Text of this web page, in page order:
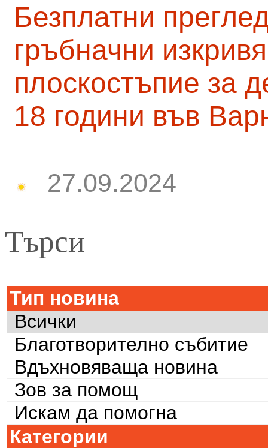
Безплатни
гръбначни
плоскостъпие за
18 години във
27.09.2024
Търси
Тип новина
Всички
Благотворително събитие
Вдъхновяваща новина
Зов за помощ
Искам да помогна
Категории